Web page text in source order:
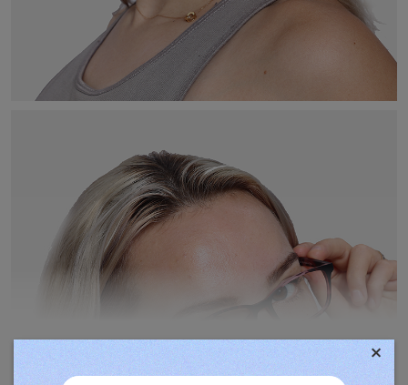
TOVÁBBIAK MEGJELENÍTÉSE ×